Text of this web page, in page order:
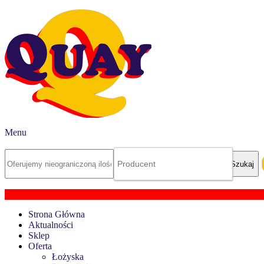
Menu
Strona Główna
Aktualności
Sklep
Oferta
Łożyska